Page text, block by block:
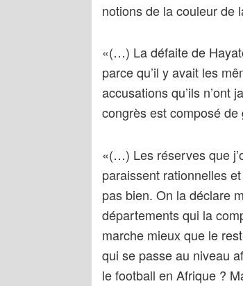
notions de la couleur de
«(…) La défaite de
parce qu’il y avait les
accusations qu’ils n’ont
congrès est composé de
«(…) Les réserves que
paraissent rationnelles
pas bien. On la déclare
départements qui la
marche mieux que le
qui se passe au niveau
le football en Afrique ?